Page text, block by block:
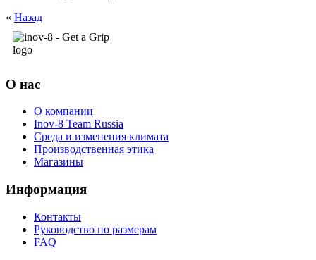
« Назад
О нас
О компании
Inov-8 Team Russia
Среда и изменения климата
Производственная этика
Магазины
Информация
Контакты
Руководство по размерам
FAQ